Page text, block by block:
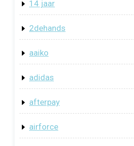
14 jaar
2dehands
aaiko
adidas
afterpay
airforce